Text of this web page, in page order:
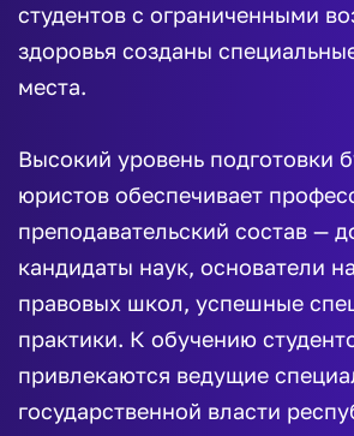
студентов с ограниченными
здоровья созданы
места.
Высокий уровень подготовки
юристов обеспечивает
преподавательский состав —
кандидаты наук, основатели
правовых школ, успешные
практики. К обучению
привлекаются ведущие
государственной власти